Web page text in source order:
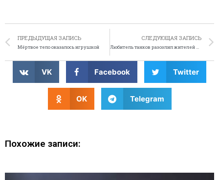
ПРЕДЫДУЩАЯ ЗАПИСЬ
Мёртвое тело оказалось игрушкой
СЛЕДУЮЩАЯ ЗАПИСЬ
Любитель танков разозлил жителей маленькой деревни
VK Facebook Twitter
OK Telegram
Похожие записи: